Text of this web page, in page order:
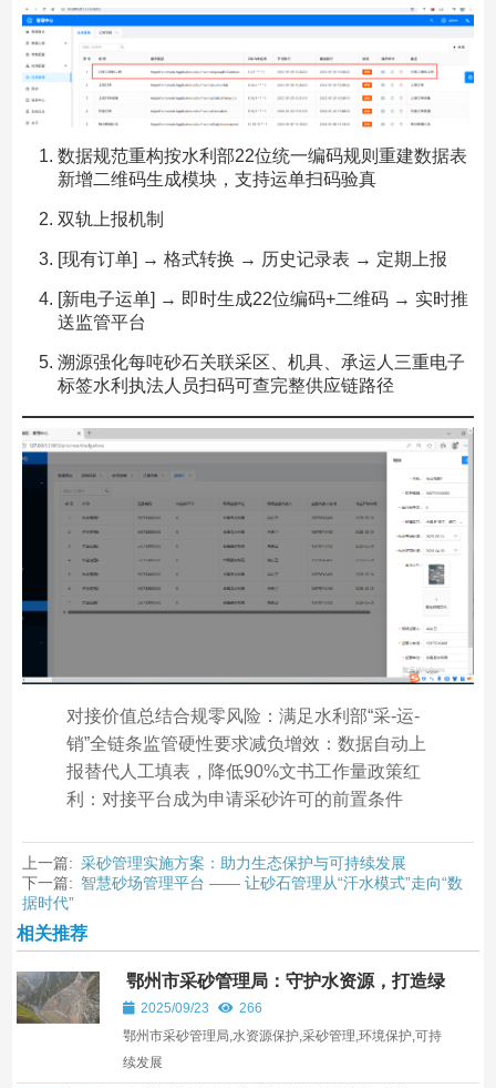
数据规范重构按水利部22位统一编码规则重建数据表
新增二维码生成模块，支持运单扫码验真
双轨上报机制
[现有订单] → 格式转换 → 历史记录表 → 定期上报
[新电子运单] → 即时生成22位编码+二维码 → 实时推
送监管平台
溯源强化每吨砂石关联采区、机具、承运人三重电子
标签水利执法人员扫码可查完整供应链路径
对接价值总结合规零风险：满足水利部“采-运-
销”全链条监管硬性要求减负增效：数据自动上
报替代人工填表，降低90%文书工作量政策红
利：对接平台成为申请采砂许可的前置条件
上一篇: 采砂管理实施方案：助力生态保护与可持续发展
下一篇: 智慧砂场管理平台 —— 让砂石管理从“汗水模式”走向“数
据时代”
相关推荐
鄂州市采砂管理局：守护水资源，打造绿
色未来
2025/09/23
266
鄂州市采砂管理局,水资源保护,采砂管理,环境保护,可持
续发展